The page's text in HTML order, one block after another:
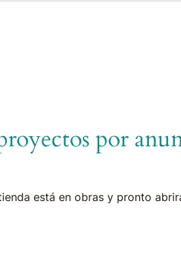
por
está en obras y pronto